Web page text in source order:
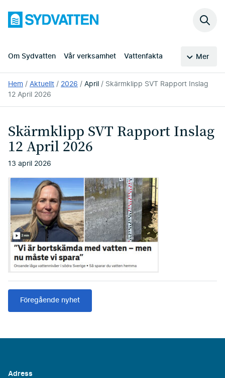
huvudinnehållet
Sydvatten
Om Sydvatten Vår verksamhet Vattenfakta Mer
Sök
Du
är
här:
Hem Aktuellt 2026 April
Skärmklipp SVT Rapport Inslag
12 April 2026
Skärmklipp SVT Rapport Inslag
12 April 2026
13 april 2026
Föregående nyhet
Adress